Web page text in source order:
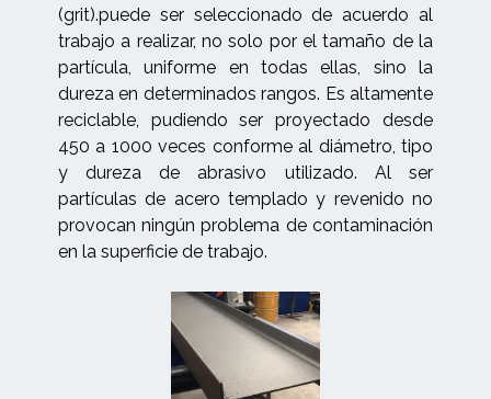
(grit).puede ser seleccionado de acuerdo al
trabajo a realizar, no solo por el tamaño de la
partícula, uniforme en todas ellas, sino la
dureza en determinados rangos. Es altamente
reciclable, pudiendo ser proyectado desde
450 a 1000 veces conforme al diámetro, tipo
y dureza de abrasivo utilizado. Al ser
partículas de acero templado y revenido no
provocan ningún problema de contaminación
en la superficie de trabajo.